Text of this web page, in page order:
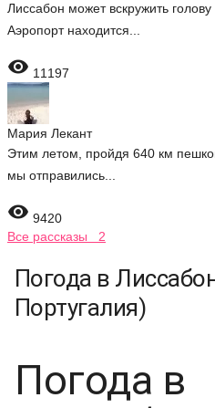
Лиссабон может вскружить
Аэропорт находится...
 11197
Мария Лекант
Этим летом, пройдя 640 км
мы отправились...
 9420
Все рассказы 2
Погода в
Португалия)
Погода в